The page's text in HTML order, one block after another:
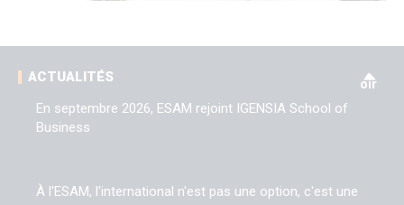
ACTUALITÉS
oir
En septembre 2026, ESAM rejoint IGENSIA School of
Business
À l'ESAM, l'international n'est pas une option, c'est une